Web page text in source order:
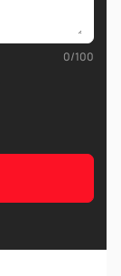
0/100